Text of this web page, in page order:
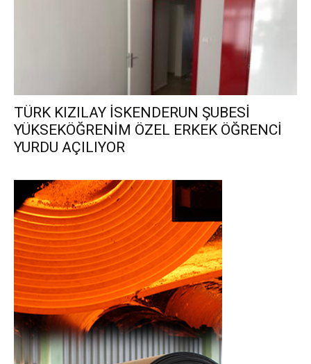
TÜRK KIZILAY İSKENDERUN ŞUBESİ
YÜKSEKÖĞRENİM ÖZEL ERKEK ÖĞRENCİ
YURDU AÇILIYOR